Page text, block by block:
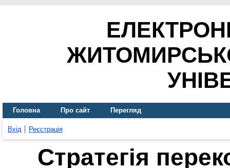
Головна Про сайт Перегляд
Вхід Реєстрація
Стратегія